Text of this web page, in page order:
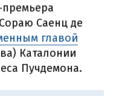
Саенц де
главой
Каталонии
Пучдемона.